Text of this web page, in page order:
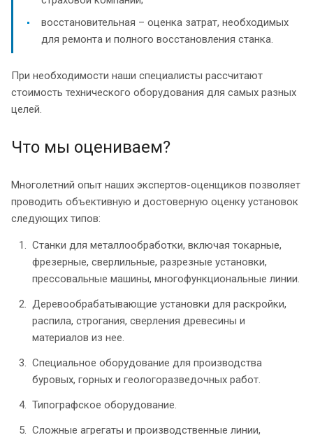
восстановительная – оценка затрат, необходимых
для ремонта и полного восстановления станка.
При необходимости наши специалисты рассчитают
стоимость технического оборудования для самых разных
целей.
Что мы оцениваем?
Многолетний опыт наших экспертов-оценщиков позволяет
проводить объективную и достоверную оценку установок
следующих типов:
Станки для металлообработки, включая токарные,
фрезерные, сверлильные, разрезные установки,
прессовальные машины, многофункциональные линии.
Деревообрабатывающие установки для раскройки,
распила, строгания, сверления древесины и
материалов из нее.
Специальное оборудование для производства
буровых, горных и геологоразведочных работ.
Типографское оборудование.
Сложные агрегаты и производственные линии,